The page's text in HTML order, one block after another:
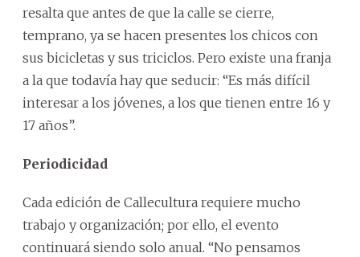
resalta que antes de que la calle se cierre,
temprano, ya se hacen presentes los chicos con
sus bicicletas y sus triciclos. Pero existe una franja
a la que todavía hay que seducir: “Es más difícil
interesar a los jóvenes, a los que tienen entre 16 y
17 años”.
Periodicidad
Cada edición de Callecultura requiere mucho
trabajo y organización; por ello, el evento
continuará siendo solo anual. “No pensamos